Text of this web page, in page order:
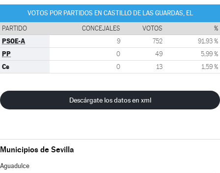
VOTOS POR PARTIDOS EN CASTILLO DE LAS GUARDAS, EL
PARTIDO CONCEJALES VOTOS %
PSOE-A 9 752 91,93 %
PP 0 49 5,99 %
Cs 0 13 1,59 %
Descárgate los datos en xml
Municipios de Sevilla
Aguadulce